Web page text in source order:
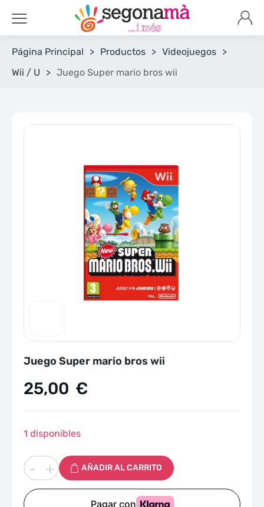
Página Principal > Productos > Videojuegos >
Wii / U
> Juego Super mario bros wii
Juego Super mario bros wii
25,00 €
1 disponibles
-
Juego
Super
mario
+ AÑADIR AL CARRITO